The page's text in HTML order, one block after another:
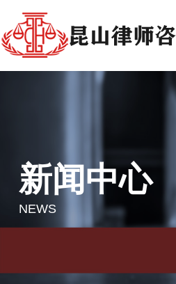
新闻中心
NEWS